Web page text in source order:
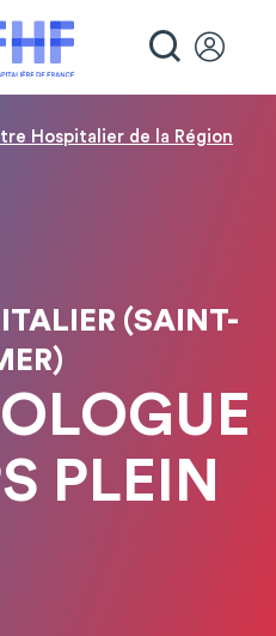
Hospitalier de la Région
(SAINT-
PLEIN